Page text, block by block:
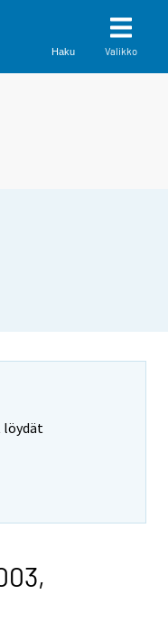
Haku Valikko
löydät